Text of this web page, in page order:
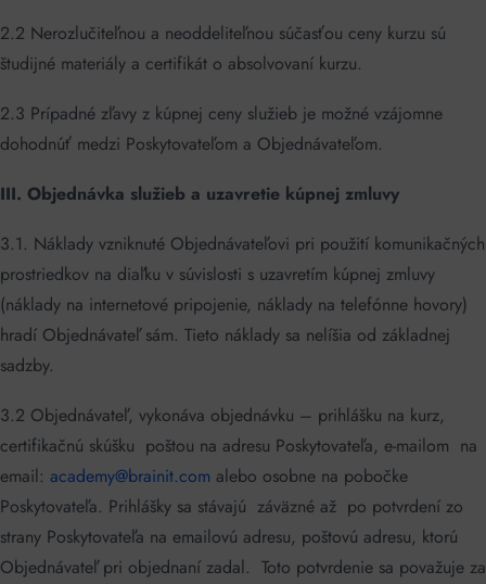
2.2 Nerozlučiteľnou a neoddeliteľnou súčasťou ceny kurzu sú
študijné materiály a certifikát o absolvovaní kurzu.
2.3 Prípadné zľavy z kúpnej ceny služieb je možné vzájomne
dohodnúť medzi Poskytovateľom a Objednávateľom.
III. Objednávka služieb a uzavretie kúpnej zmluvy
3.1. Náklady vzniknuté Objednávateľovi pri použití komunikačných
prostriedkov na diaľku v súvislosti s uzavretím kúpnej zmluvy
(náklady na internetové pripojenie, náklady na telefónne hovory)
hradí Objednávateľ sám. Tieto náklady sa nelíšia od základnej
sadzby.
3.2 Objednávateľ, vykonáva objednávku – prihlášku na kurz,
certifikačnú skúšku poštou na adresu Poskytovateľa, e-mailom na
email: academy@brainit.com alebo osobne na pobočke
Poskytovateľa. Prihlášky sa stávajú záväzné až po potvrdení zo
strany Poskytovateľa na emailovú adresu, poštovú adresu, ktorú
Objednávateľ pri objednaní zadal. Toto potvrdenie sa považuje za